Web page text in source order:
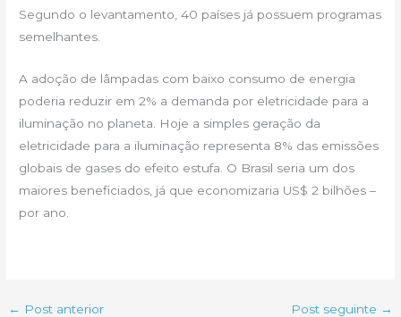
Segundo o levantamento, 40 países já possuem programas
semelhantes.
A adoção de lâmpadas com baixo consumo de energia
poderia reduzir em 2% a demanda por eletricidade para a
iluminação no planeta. Hoje a simples geração da
eletricidade para a iluminação representa 8% das emissões
globais de gases do efeito estufa. O Brasil seria um dos
maiores beneficiados, já que economizaria US$ 2 bilhões –
por ano.
← Post anterior Post seguinte →